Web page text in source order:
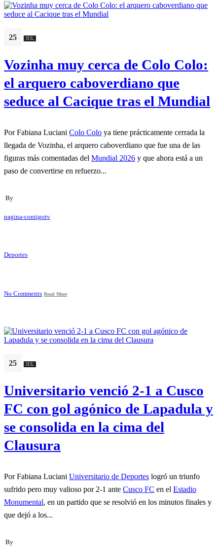
25 JUL
Vozinha muy cerca de Colo Colo:
el arquero caboverdiano que
seduce al Cacique tras el Mundial
Por Fabiana Luciani Colo Colo ya tiene prácticamente cerrada la
llegada de Vozinha, el arquero caboverdiano que fue una de las
figuras más comentadas del Mundial 2026 y que ahora está a un
paso de convertirse en refuerzo...
By
pagina-contigotv
Deportes
No Comments Read More
25 JUL
Universitario venció 2-1 a Cusco
FC con gol agónico de Lapadula y
se consolida en la cima del
Clausura
Por Fabiana Luciani Universitario de Deportes logró un triunfo
sufrido pero muy valioso por 2-1 ante Cusco FC en el Estadio
Monumental, en un partido que se resolvió en los minutos finales y
que dejó a los...
By